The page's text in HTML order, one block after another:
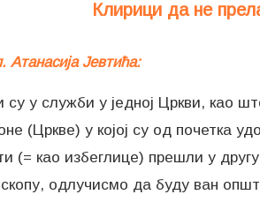
Клирици да не
Атанасија Јевтића:
су у служби у једној Цркви, као
(Цркве) у којој су од почетка
(= као избеглице) прешли у
одлучисмо да буду ван